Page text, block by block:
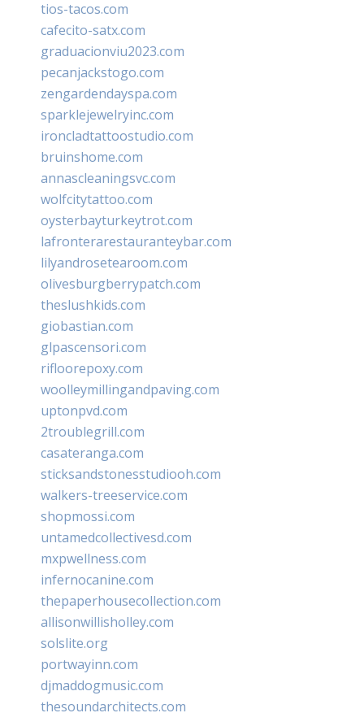
tios-tacos.com
cafecito-satx.com
graduacionviu2023.com
pecanjackstogo.com
zengardendayspa.com
sparklejewelryinc.com
ironcladtattoostudio.com
bruinshome.com
annascleaningsvc.com
wolfcitytattoo.com
oysterbayturkeytrot.com
lafronterarestauranteybar.com
lilyandrosetearoom.com
olivesburgberrypatch.com
theslushkids.com
giobastian.com
glpascensori.com
rifloorepoxy.com
woolleymillingandpaving.com
uptonpvd.com
2troublegrill.com
casateranga.com
sticksandstonesstudiooh.com
walkers-treeservice.com
shopmossi.com
untamedcollectivesd.com
mxpwellness.com
infernocanine.com
thepaperhousecollection.com
allisonwillisholley.com
solslite.org
portwayinn.com
djmaddogmusic.com
thesoundarchitects.com